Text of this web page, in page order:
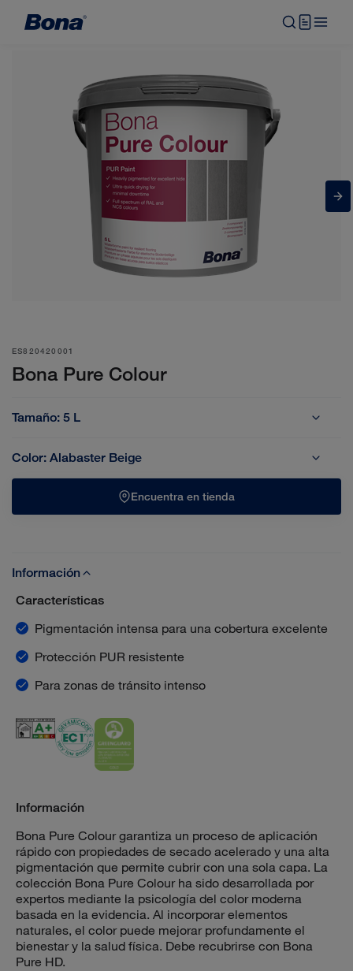
ES820420001
Bona Pure Colour
Tamaño: 5 L
Color: Alabaster Beige
Chalky Taupe
Eucalyptus Green
Granite Grey Lava Stone
RAL 5007 Brilliant Blue RAL 5012 Azul Claro
RAL 5014 Pigeon Blue
RAL 7012 Basalt Grey
RAL 9005 Jet Black
Slate Stone Soft Clouds Terra Rouge Wet Earth
Wetland Green
Encuentra en tienda
Información
Características
Pigmentación intensa para una cobertura excelente
Protección PUR resistente
Para zonas de tránsito intenso
Información
Bona Pure Colour garantiza un proceso de aplicación
rápido con propiedades de secado acelerado y una alta
pigmentación que permite cubrir con una sola capa. La
colección Bona Pure Colour ha sido desarrollada por
expertos mediante la psicología del color moderna
basada en la evidencia. Al incorporar elementos
naturales, el color puede mejorar profundamente el
bienestar y la salud física. Debe recubrirse con Bona
Pure HD.